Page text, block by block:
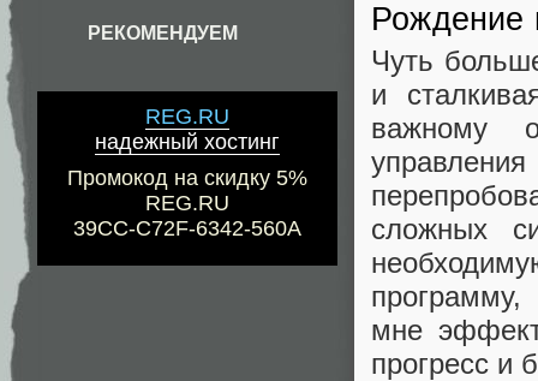
РЕКОМЕНДУЕМ
REG.RU
надежный хостинг
Промокод на скидку 5%
REG.RU
39CC-C72F-6342-560A
Рождение
Чуть
и
важному
сложных
мне
прогресс и